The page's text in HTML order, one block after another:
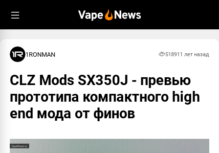
1RONMAN 518911 лет назад
CLZ Mods SX350J - превью
прототипа компактного high
end мода от финов